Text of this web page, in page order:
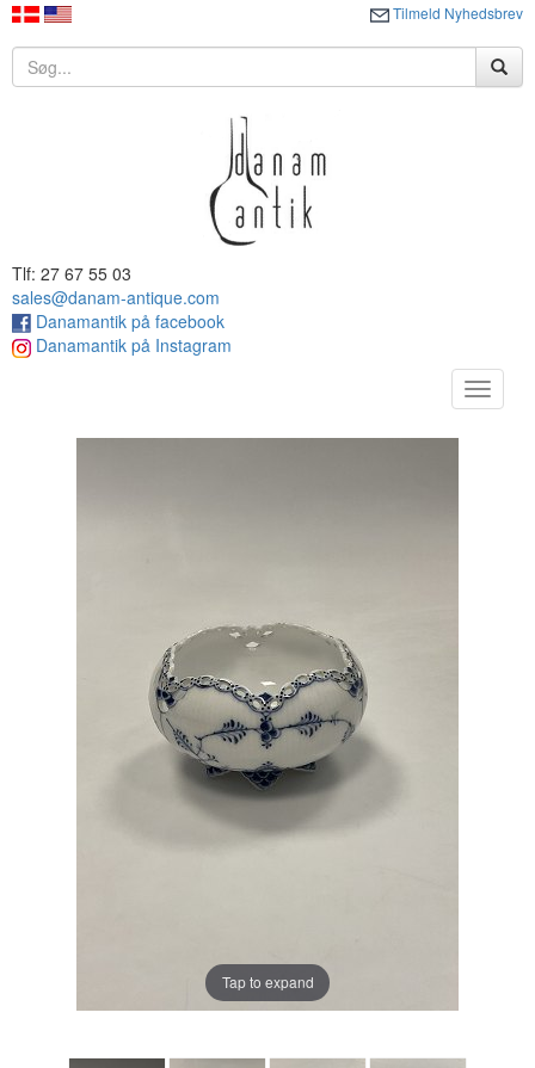
Tilmeld Nyhedsbrev
Tlf: 27 67 55 03
sales@danam-antique.com
Danamantik på facebook
Danamantik på Instagram
Toggle
Tap to expand